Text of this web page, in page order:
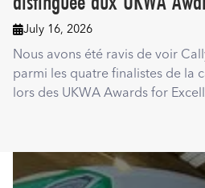
July 16, 2026
Nous avons été ravis de voir
parmi les quatre finalistes de la
lors des UKWA Awards for